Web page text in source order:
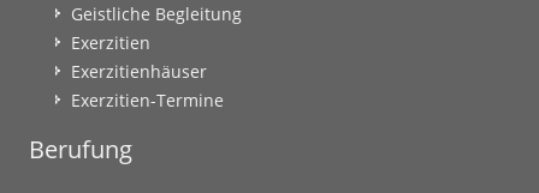
Geistliche Begleitung
Exerzitien
Exerzitienhäuser
Exerzitien-Termine
Berufung